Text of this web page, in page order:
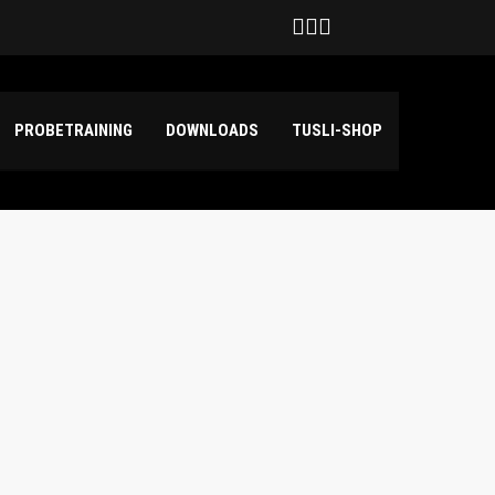
PROBETRAINING DOWNLOADS TUSLI-SHOP